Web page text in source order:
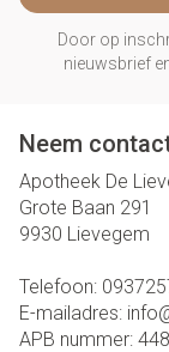
Door op
nieuwsbrief
Neem
Apotheek De
Grote Baan 291
9930 Lievegem
Telefoon:
E-mailadres:
APB nummer: